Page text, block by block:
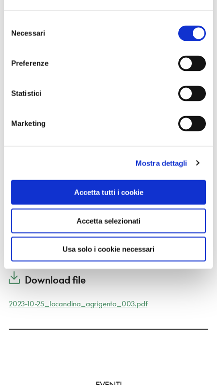
delNecessari
Preferenze
Statistici
Marketing
Mostra dettagli
Accetta tutti i cookie
Accetta selezionati
Usa solo i cookie necessari
11 Novembre 2023
ORGANIZZATORE
palermo@volontaritouring.it
Presente
Download file
2023-10-25_locandina_agrigento_003.pdf